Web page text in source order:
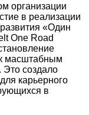
организации
в реализации
«Один
One Road
масштабным
Это создало
карьерного
в